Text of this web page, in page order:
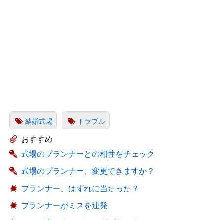
結婚式場 トラブル
おすすめ
式場のプランナーとの相性をチェック
式場のプランナー、変更できますか？
プランナー、はずれに当たった？
プランナーがミスを連発